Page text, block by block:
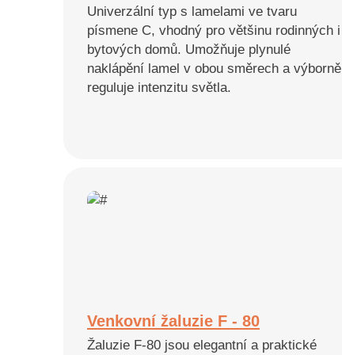
Univerzální typ s lamelami ve tvaru
písmene C, vhodný pro většinu rodinných i
bytových domů. Umožňuje plynulé
naklápění lamel v obou směrech a výborně
reguluje intenzitu světla.
Venkovní žaluzie F - 80
Žaluzie F-80 jsou elegantní a praktické